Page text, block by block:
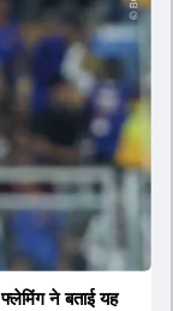
ने बताई यह